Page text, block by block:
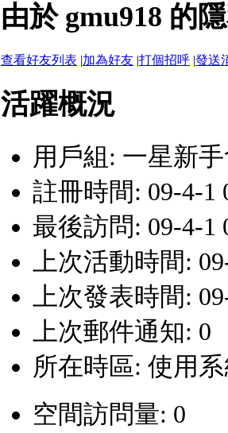
由於 gmu918 的
查看好友列表 |加為好友 |打個招呼 |發送
活躍概況
用戶組: 一星新
註冊時間: 09-4-1
最後訪問: 09-4-1
上次活動時間:
上次發表時間:
上次郵件通知: 0
所在時區: 使用
空間訪問量: 0